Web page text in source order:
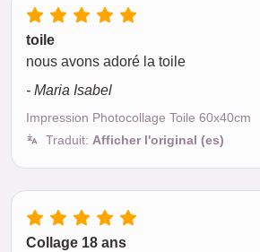
toile
nous avons adoré la toile
- Maria Isabel
Impression Photocollage Toile 60x40cm
Traduit: Afficher l'original (es)
Collage 18 ans